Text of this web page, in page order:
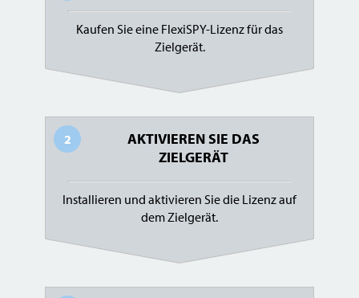
Kaufen Sie eine FlexiSPY-Lizenz für das
Zielgerät.
2
AKTIVIEREN SIE DAS
ZIELGERÄT
Installieren und aktivieren Sie die Lizenz auf
dem Zielgerät.